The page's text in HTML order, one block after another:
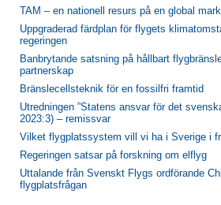
TAM – en nationell resurs på en global
Uppgraderad färdplan för flygets
regeringen
Banbrytande satsning på hållbart
partnerskap
Bränslecellsteknik för en fossilfri framtid
Utredningen ”Statens ansvar för det
2023:3) – remissvar
Vilket flygplatssystem vill vi ha i Sverige i
Regeringen satsar på forskning om elflyg
Uttalande från Svenskt Flygs ordförande
flygplatsfrågan